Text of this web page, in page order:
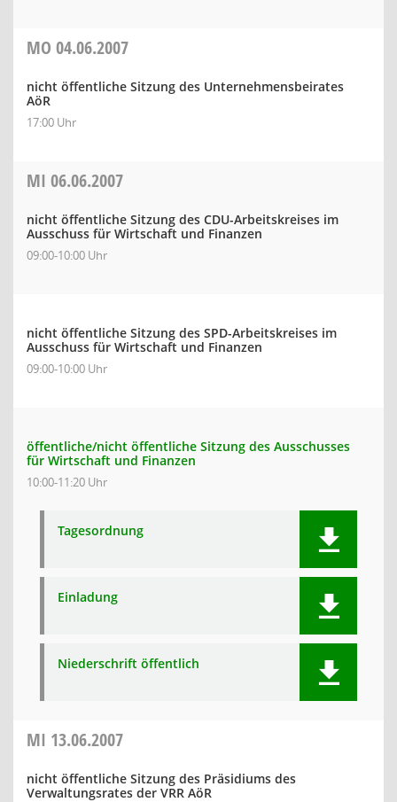
MO 04.06.2007
nicht öffentliche Sitzung des Unternehmensbeirates
AöR
17:00 Uhr
MI 06.06.2007
nicht öffentliche Sitzung des CDU-Arbeitskreises im
Ausschuss für Wirtschaft und Finanzen
09:00-10:00 Uhr
nicht öffentliche Sitzung des SPD-Arbeitskreises im
Ausschuss für Wirtschaft und Finanzen
09:00-10:00 Uhr
öffentliche/nicht öffentliche Sitzung des Ausschusses
für Wirtschaft und Finanzen
10:00-11:20 Uhr
Tagesordnung
Einladung
Niederschrift öffentlich
MI 13.06.2007
nicht öffentliche Sitzung des Präsidiums des
Verwaltungsrates der VRR AöR